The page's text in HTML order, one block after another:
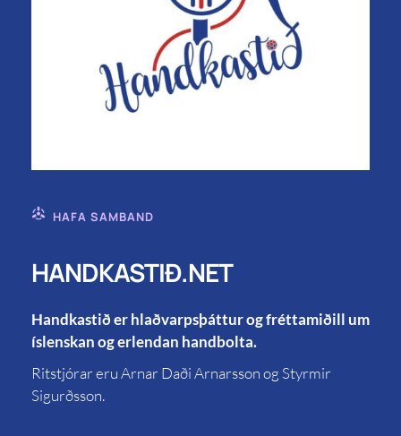
HAFA SAMBAND
HANDKASTIÐ.NET
Handkastið er hlaðvarpsþáttur og fréttamiðill um
íslenskan og erlendan handbolta.
Ritstjórar eru Arnar Daði Arnarsson og Styrmir
Sigurðsson.